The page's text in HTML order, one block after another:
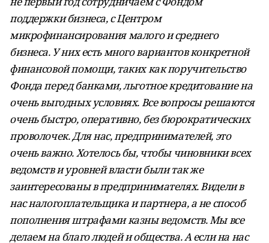
поддержки бизнеса, с Центром
микрофинансирования малого и среднего
бизнеса. У них есть много вариантов конкретной
финансовой помощи, таких как поручительство
Фонда перед банками, льготное кредитование на
очень выгодных условиях. Все вопросы решаются
очень быстро, оперативно, без бюрократических
проволочек. Для нас, предпринимателей, это
очень важно. Хотелось бы, чтобы чиновники всех
ведомств и уровней власти были так же
заинтересованы в предпринимателях. Видели в
нас налогоплательщика и партнера, а не способ
пополнения штрафами казны ведомств. Мы все
делаем на благо людей и общества. А если на нас